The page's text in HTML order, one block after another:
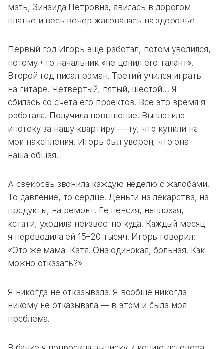
мать, Зинаида Петровна, явилась в дорогом
платье и весь вечер жаловалась на здоровье.
Первый год Игорь еще работал, потом уволился,
потому что начальник «не ценил его талант».
Второй год писал роман. Третий учился играть
на гитаре. Четвертый, пятый, шестой… Я
сбилась со счета его проектов. Все это время я
работала. Получила повышение. Выплатила
ипотеку за нашу квартиру — ту, что купили на
мои накопления. Игорь был уверен, что она
наша общая.
А свекровь звонила каждую неделю с жалобами.
То давление, то сердце. Деньги на лекарства, на
продукты, на ремонт. Ее пенсия, неплохая,
кстати, уходила неизвестно куда. Каждый месяц
я переводила ей 15–20 тысяч. Игорь говорил:
«Это же мама, Катя. Она одинокая, больная. Как
можно отказать?»
Я никогда не отказывала. Я вообще никогда
никому не отказывала — в этом и была моя
проблема.